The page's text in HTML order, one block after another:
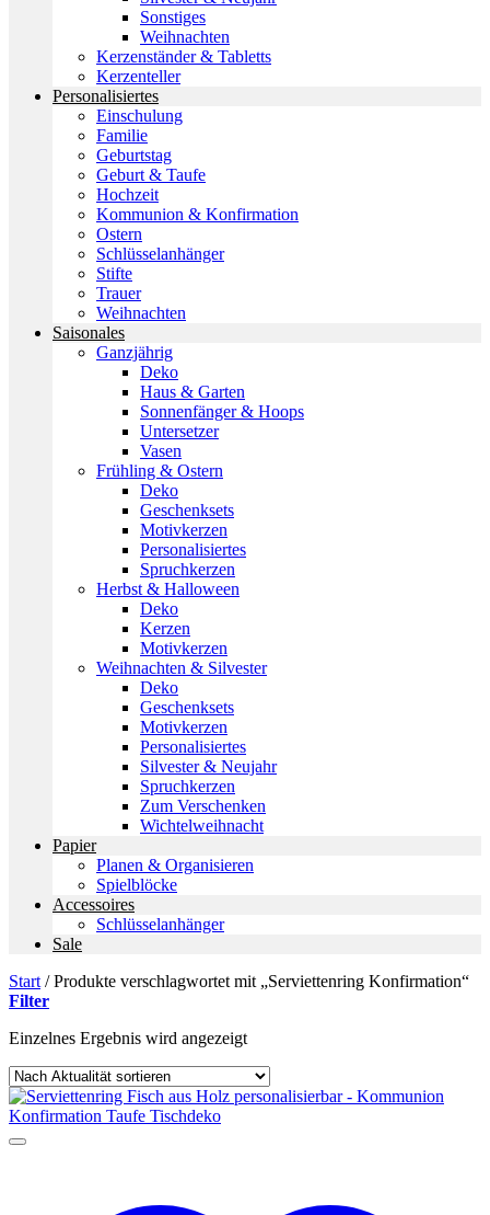
Sonstiges
Weihnachten
Kerzenständer & Tabletts
Kerzenteller
Personalisiertes
Einschulung
Familie
Geburtstag
Geburt & Taufe
Hochzeit
Kommunion & Konfirmation
Ostern
Schlüsselanhänger
Stifte
Trauer
Weihnachten
Saisonales
Ganzjährig
Deko
Haus & Garten
Sonnenfänger & Hoops
Untersetzer
Vasen
Frühling & Ostern
Deko
Geschenksets
Motivkerzen
Personalisiertes
Spruchkerzen
Herbst & Halloween
Deko
Kerzen
Motivkerzen
Weihnachten & Silvester
Deko
Geschenksets
Motivkerzen
Personalisiertes
Silvester & Neujahr
Spruchkerzen
Zum Verschenken
Wichtelweihnacht
Papier
Planen & Organisieren
Spielblöcke
Accessoires
Schlüsselanhänger
Sale
Start /Produkte verschlagwortet mit „Serviettenring Konfirmation“
Filter
Einzelnes Ergebnis wird angezeigt